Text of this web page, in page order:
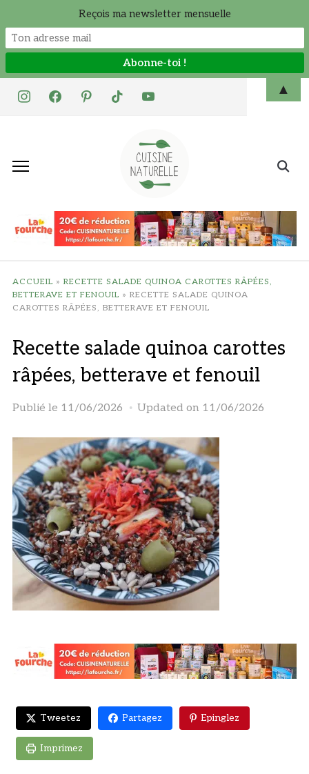
instagramfacebookpinteresttiktok youtube
Search
ACCUEIL » RECETTE SALADE QUINOA CAROTTES RÂPÉES,
BETTERAVE ET FENOUIL » RECETTE SALADE QUINOA
CAROTTES RÂPÉES, BETTERAVE ET FENOUIL
Recette salade quinoa carottes
râpées, betterave et fenouil
Publié le 11/06/2026 Updated on 11/06/2026
Tweetez Partagez Epinglez
Imprimez
Reçois ma newsletter mensuelle
▲